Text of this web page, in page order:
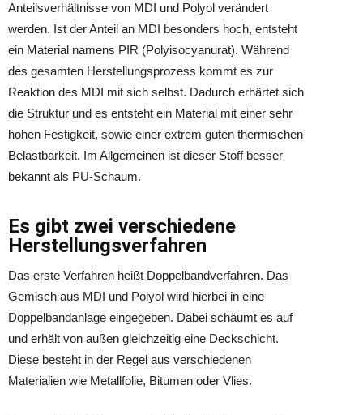
Anteilsverhältnisse von MDI und Polyol verändert
werden. Ist der Anteil an MDI besonders hoch, entsteht
ein Material namens PIR (Polyisocyanurat). Während
des gesamten Herstellungsprozess kommt es zur
Reaktion des MDI mit sich selbst. Dadurch erhärtet sich
die Struktur und es entsteht ein Material mit einer sehr
hohen Festigkeit, sowie einer extrem guten thermischen
Belastbarkeit. Im Allgemeinen ist dieser Stoff besser
bekannt als PU-Schaum.
Es gibt zwei verschiedene
Herstellungsverfahren
Das erste Verfahren heißt Doppelbandverfahren. Das
Gemisch aus MDI und Polyol wird hierbei in eine
Doppelbandanlage eingegeben. Dabei schäumt es auf
und erhält von außen gleichzeitig eine Deckschicht.
Diese besteht in der Regel aus verschiedenen
Materialien wie Metallfolie, Bitumen oder Vlies.